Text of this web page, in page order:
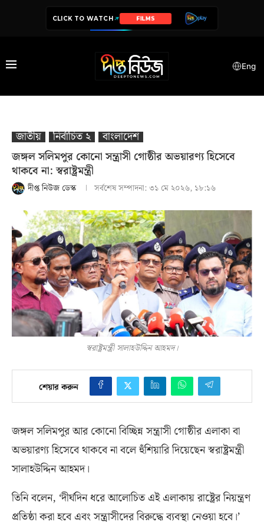
CLICK TO WATCH SERIES
Eng
জাতীয় নির্বাচিত ২
বাংলাদেশ
জঙ্গল সলিমপুর কোনো সন্ত্রাসী গোষ্ঠীর অভয়ারণ্য হিসেবে
থাকবে না: স্বরাষ্ট্রমন্ত্রী
দীপ্ত নিউজ ডেস্ক সর্বশেষ সম্পাদনা:৩১ মে ২০২৬, ১৮:১৬
স্বরাষ্ট্রমন্ত্রী সালাহউদ্দিন আহমদ।
শেয়ার করুন
জঙ্গল সলিমপুর আর কোনো বিচ্ছিন্ন সন্ত্রাসী গোষ্ঠীর এলাকা বা
অভয়ারণ্য হিসেবে থাকবে না বলে হুঁশিয়ারি দিয়েছেন স্বরাষ্ট্রমন্ত্রী
সালাহউদ্দিন আহমদ।
তিনি বলেন, ‘দীর্ঘদিন ধরে আলোচিত এই এলাকায় রাষ্ট্রের নিয়ন্ত্রণ
প্রতিষ্ঠা করা হবে এবং সন্ত্রাসীদের বিরুদ্ধে ব্যবস্থা নেওয়া হবে।’